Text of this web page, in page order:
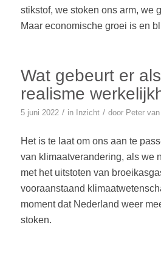
stikstof, we stoken ons arm, we
Maar economische groei is en
Wat gebeurt er
realisme
5 juni 2022 / in Inzicht / door Peter
Het is te laat om ons aan te
van klimaatverandering, als we
met het uitstoten van
vooraanstaand
moment dat Nederland weer
stoken.